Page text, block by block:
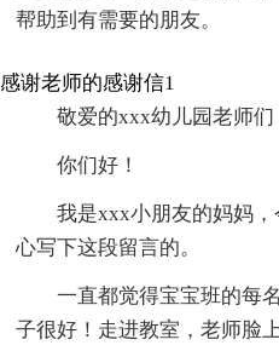
帮助到有需要的朋友。
感谢老师的感谢信1
敬爱的xxx幼儿园老师们
你们好！
我是xxx小朋友的妈妈
心写下这段留言的。
一直都觉得宝宝班的每
子很好！走进教室，老师脸